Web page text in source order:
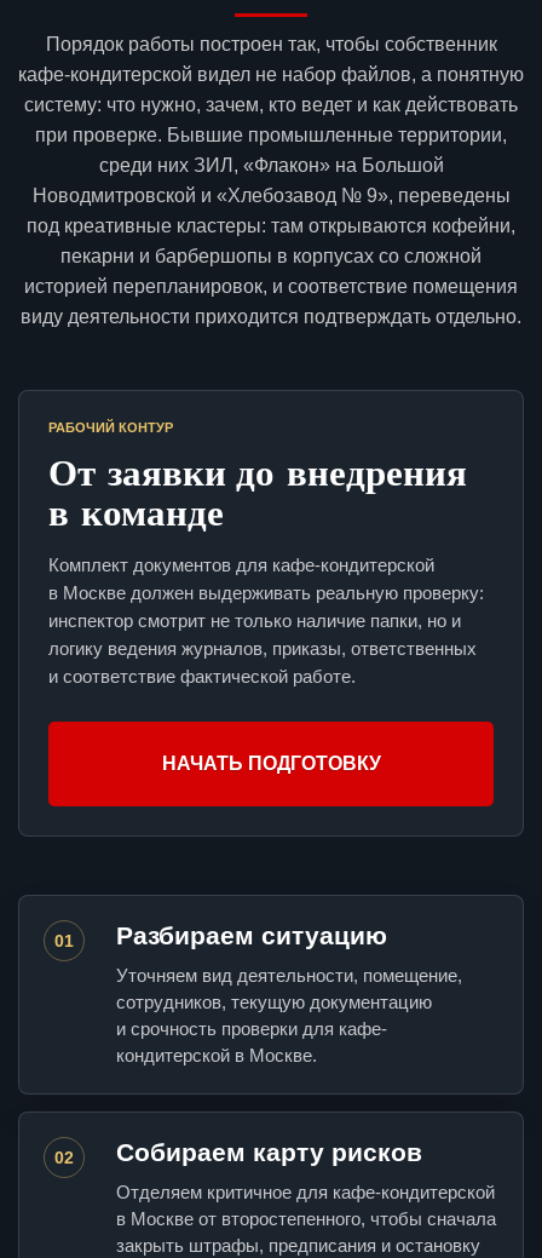
Порядок работы построен так, чтобы собственник
кафе-кондитерской видел не набор файлов, а понятную
систему: что нужно, зачем, кто ведет и как действовать
при проверке. Бывшие промышленные территории,
среди них ЗИЛ, «Флакон» на Большой
Новодмитровской и «Хлебозавод № 9», переведены
под креативные кластеры: там открываются кофейни,
пекарни и барбершопы в корпусах со сложной
историей перепланировок, и соответствие помещения
виду деятельности приходится подтверждать отдельно.
РАБОЧИЙ КОНТУР
От заявки до внедрения
в команде
Комплект документов для кафе-кондитерской
в Москве должен выдерживать реальную проверку:
инспектор смотрит не только наличие папки, но и
логику ведения журналов, приказы, ответственных
и соответствие фактической работе.
НАЧАТЬ ПОДГОТОВКУ
01 Разбираем ситуацию
Уточняем вид деятельности, помещение,
сотрудников, текущую документацию
и срочность проверки для кафе-
кондитерской в Москве.
02 Собираем карту рисков
Отделяем критичное для кафе-кондитерской
в Москве от второстепенного, чтобы сначала
закрыть штрафы, предписания и остановку